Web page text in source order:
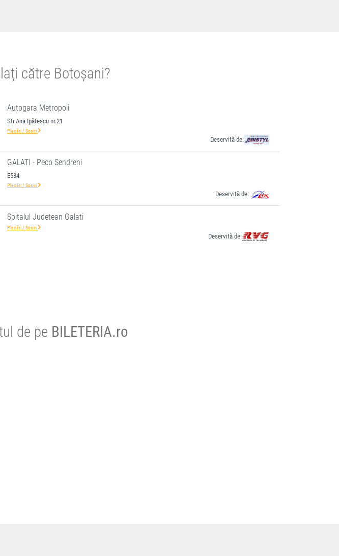
către Botoșani?
Autogara Metropoli
Str.Ana Ipătescu nr.21
Plecări / Sosiri
Deservită de:
GALATI - Peco Sendreni
E584
Plecări / Sosiri
Deservită de:
Spitalul Judetean Galati
Plecări / Sosiri
Deservită de:
de pe BILETERIA.ro